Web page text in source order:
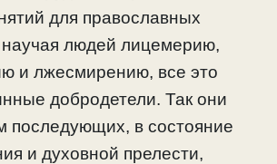
для православных
людей лицемерию,
и лжесмирению, все это
добродетели. Так они
последующих, в состояние
и духовной прелести,